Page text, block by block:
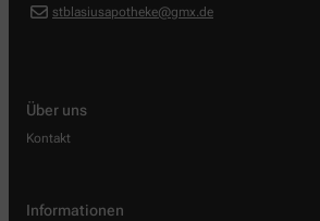
stblasiusapotheke@gmx.de
Über uns
Kontakt
Informationen